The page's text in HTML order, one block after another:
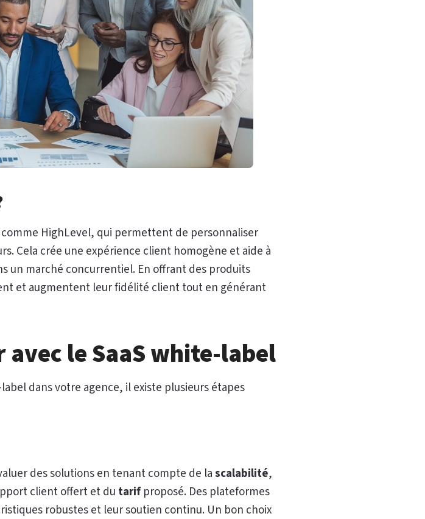
HighLevel, qui permettent de personnaliser
Cela crée une expérience client homogène et aide à
un marché concurrentiel. En offrant des produits
et augmentent leur fidélité client tout en générant
avec le SaaS white-label
dans votre agence, il existe plusieurs étapes
des solutions en tenant compte de lascalabilité,
client offert et du tarifproposé. Des plateformes
robustes et leur soutien continu. Un bon choix